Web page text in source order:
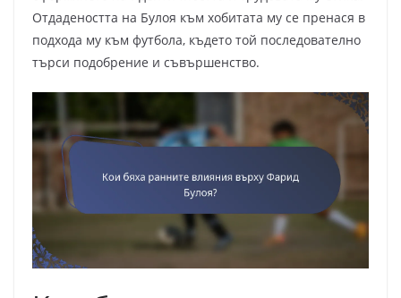
Отдадеността на Булоя към хобитата му се пренася в
подхода му към футбола, където той последователно
търси подобрение и съвършенство.